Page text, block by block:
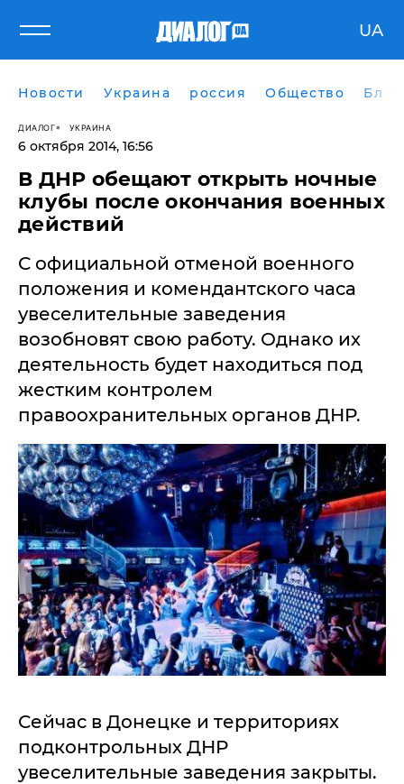
UA
Новости Украина россия Общество
ДИАЛОГ УКРАИНА
6 октября 2014, 16:56
​В ДНР обещают открыть ночные
клубы после окончания военных
действий
С официальной отменой военного
положения и комендантского часа
увеселительные заведения
возобновят свою работу. Однако их
деятельность будет находиться под
жестким контролем
правоохранительных органов ДНР.
Сейчас в Донецке и территориях
подконтрольных ДНР
увеселительные заведения закрыты.